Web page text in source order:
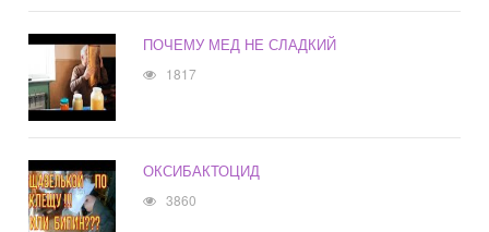
ПОЧЕМУ МЕД НЕ СЛАДКИЙ
1817
ОКСИБАКТОЦИД
3860